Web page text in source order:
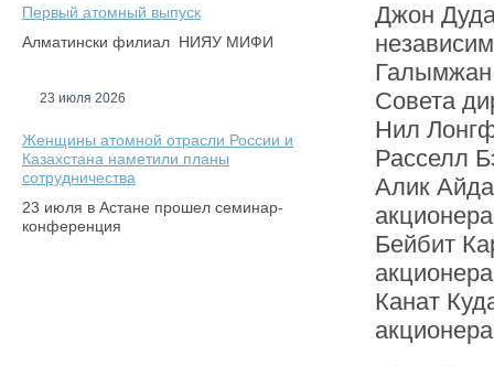
Первый атомный выпуск
Алматински филиал НИЯУ МИФИ
23 июля 2026
Женщины атомной отрасли России и
Казахстана наметили планы
сотрудничества
23 июля в Астане прошел семинар-
конференция
Джон
Галымжан
Совета
Нил
Расселл
Алик
Бейбит
Канат